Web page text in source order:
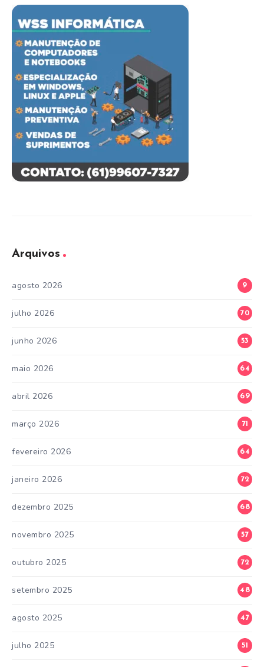
Arquivos
agosto 2026 9
julho 2026 70
junho 2026 53
maio 2026 64
abril 2026 69
março 2026 71
fevereiro 2026 64
janeiro 2026 72
dezembro 2025 68
novembro 2025 57
outubro 2025 72
setembro 2025 48
agosto 2025 47
julho 2025 51